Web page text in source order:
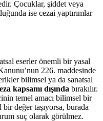
Çocuklar, şiddet veya
ise cezai yaptırımlar
eserler önemli bir yasal
226. maddesinde
bilimsel ya da sanatsal
kapsamı dışında bırakılır.
temel amacı bilimsel bir
bir değer taşıyorsa, burada
suç olarak görülmez.